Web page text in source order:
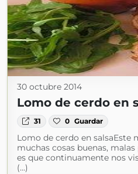
30 octubre 2014
Lomo de cerdo en
31 0 Guardar
Lomo de cerdo en salsaEste
muchas cosas buenas,
es que continuamente nos
(...)